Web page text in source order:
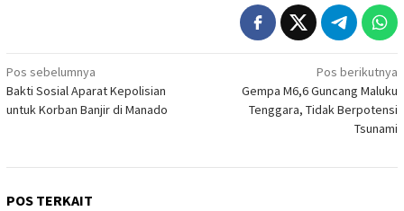
Navigasi
pos
Pos sebelumnya
Bakti Sosial Aparat Kepolisian
untuk Korban Banjir di Manado
Pos berikutnya
Gempa M6,6 Guncang Maluku
Tenggara, Tidak Berpotensi
Tsunami
POS TERKAIT